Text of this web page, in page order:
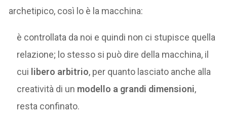
archetipico, così lo è la macchina:
è controllata da noi e quindi non ci stupisce quella
relazione; lo stesso si può dire della macchina, il
cui libero arbitrio, per quanto lasciato anche alla
creatività di un modello a grandi dimensioni,
resta confinato.